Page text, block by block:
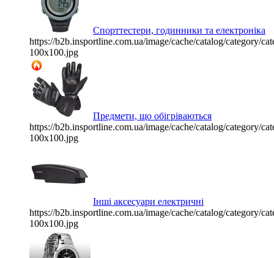
Спорттестери, годинники та електроніка
https://b2b.insportline.com.ua/image/cache/catalog/category/
100x100.jpg
Предмети, що обігріваються
https://b2b.insportline.com.ua/image/cache/catalog/category/
100x100.jpg
Інші аксесуари електричні
https://b2b.insportline.com.ua/image/cache/catalog/category/
100x100.jpg